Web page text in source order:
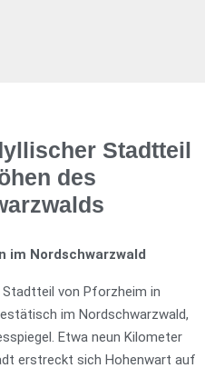
Stadtteil
des
im Nordschwarzwald
von Pforzheim in
im Nordschwarzwald,
Etwa neun Kilometer
erstreckt sich Hohenwart auf